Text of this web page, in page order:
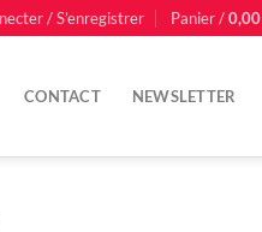
/ S’enregistrer Panier /0,00
CONTACT NEWSLETTER